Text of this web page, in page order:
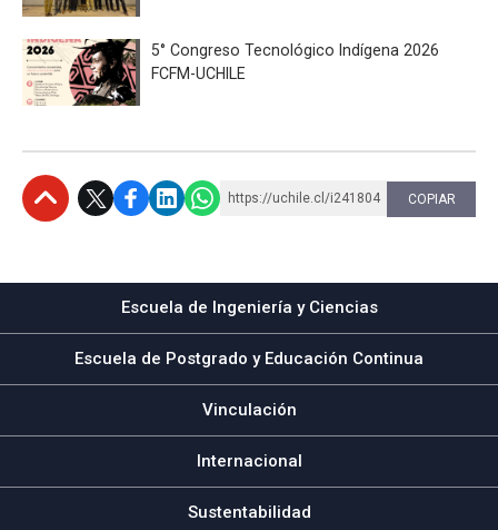
5° Congreso Tecnológico Indígena 2026
FCFM-UCHILE
https://uchile.cl/i241804 COPIAR
Escuela de Ingeniería y Ciencias
Escuela de Postgrado y Educación Continua
Vinculación
Internacional
Sustentabilidad